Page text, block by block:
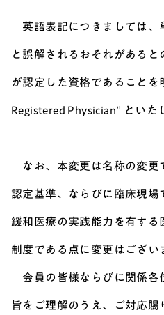
英語表記につきましては、
と誤解されるおそれがある
が認定した資格であること
Registered Physician” といた
なお、本変更は名称の変更
認定基準、ならびに臨床現
緩和医療の実践能力を有する
制度である点に変更はござい
会員の皆様ならびに関係各
旨をご理解のうえ、ご対応